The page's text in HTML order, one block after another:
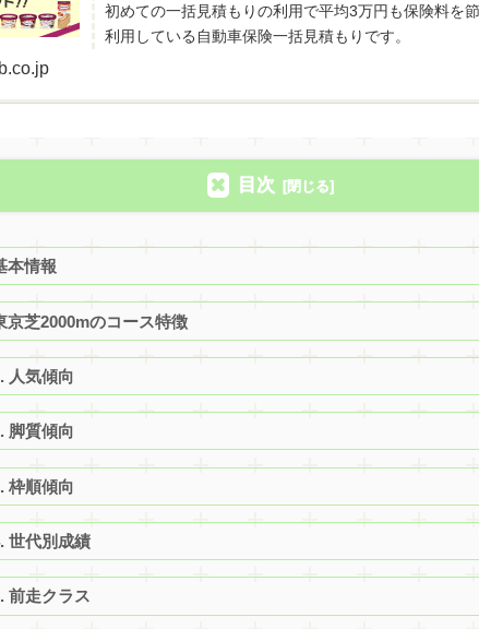
初めての一括見積もりの利用で平均3万円も保険料を
利用している自動車保険一括見積もりです。
目次
本情報
京芝2000mのコース特徴
人気傾向
脚質傾向
枠順傾向
世代別成績
前走クラス